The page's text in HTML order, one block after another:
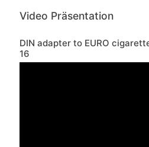
Video Präsentation
DIN adapter to EURO
16